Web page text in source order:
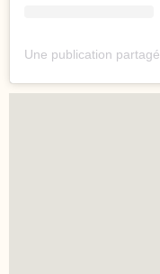
Une publication